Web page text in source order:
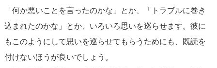
「何か悪いことを言ったのかな」とか、「トラブルに巻き
込まれたのかな」とか、いろいろ思いを巡らせます。彼に
もこのようにして思いを巡らせてもらうためにも、既読を
付けないほうが良いでしょう。